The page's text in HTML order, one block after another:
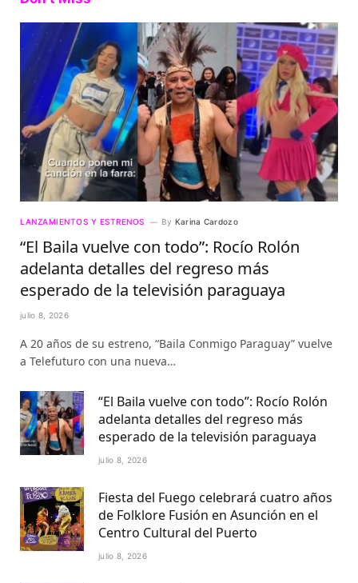
LANZAMIENTOS Y ESTRENOS By Karina Cardozo
“El Baila vuelve con todo”: Rocío Rolón
adelanta detalles del regreso más
esperado de la televisión paraguaya
julio 8, 2026
A 20 años de su estreno, “Baila Conmigo Paraguay” vuelve
a Telefuturo con una nueva…
“El Baila vuelve con todo”: Rocío Rolón
adelanta detalles del regreso más
esperado de la televisión paraguaya
julio 8, 2026
Fiesta del Fuego celebrará cuatro años
de Folklore Fusión en Asunción en el
Centro Cultural del Puerto
julio 8, 2026